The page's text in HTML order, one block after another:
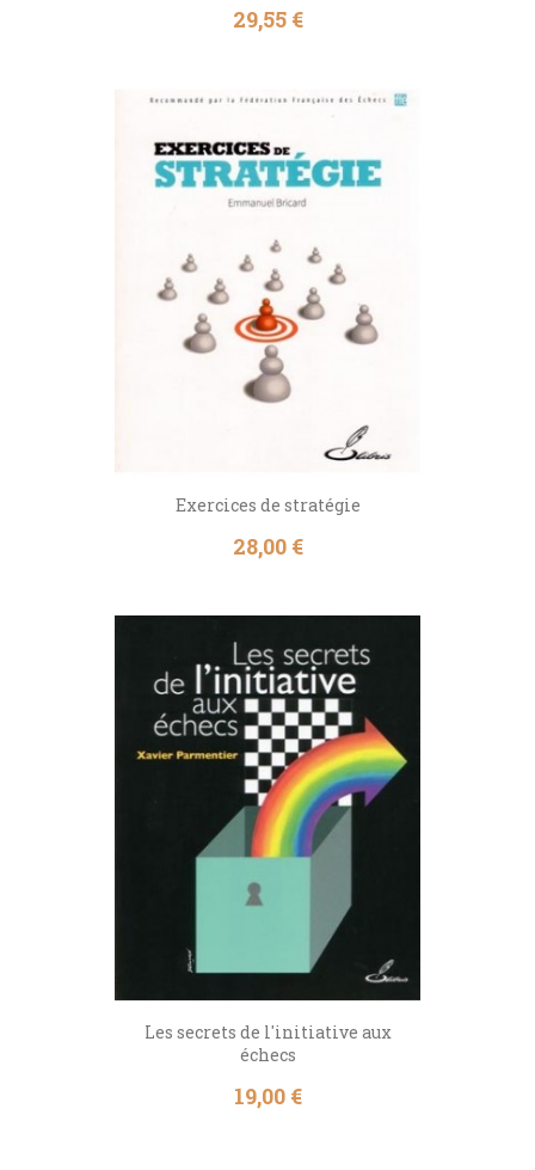
Prix
29,55 €
Exercices de stratégie
Prix
28,00 €
Les secrets de l'initiative aux
échecs
Prix
19,00 €